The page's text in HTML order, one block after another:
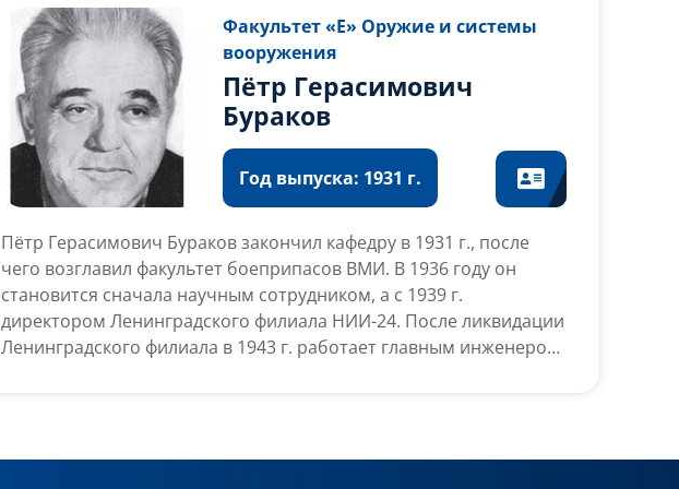
орденами Ленина, Трудового Красного Знамени и медалями.
Факультет «Е» Оружие и системы
вооружения
Пётр Герасимович
Бураков
Год выпуска: 1931 г.
Пётр Герасимович Бураков закончил кафедру в 1931 г., после
чего возглавил факультет боеприпасов ВМИ. В 1936 году он
становится сначала научным сотрудником, а с 1939 г.
директором Ленинградского филиала НИИ-24. После ликвидации
Ленинградского филиала в 1943 г. работает главным инженером